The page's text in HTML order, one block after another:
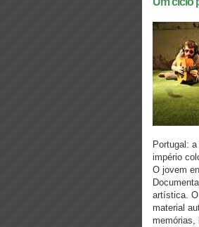
Portugal:
império
O jovem
artística.
material
memórias,